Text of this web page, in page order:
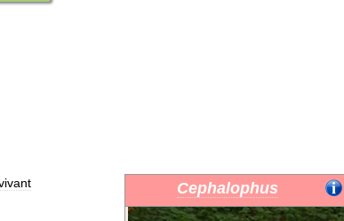
Cephalophus